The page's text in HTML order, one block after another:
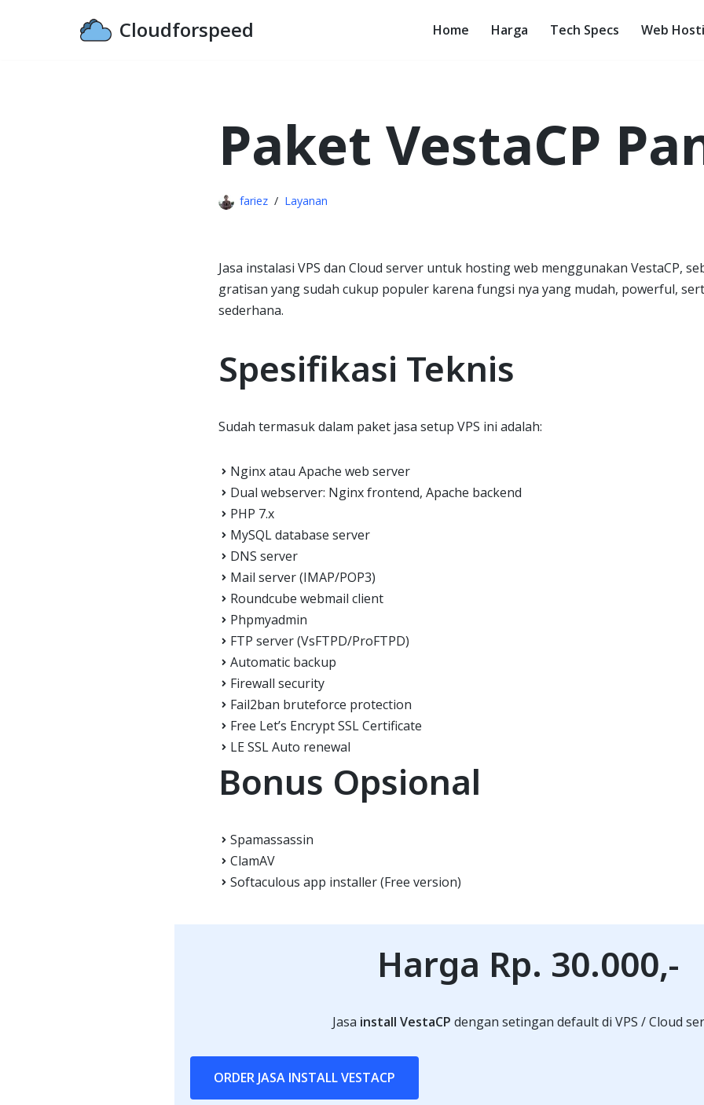
Cloudforspeed Home Harga Tech Specs Web
Paket VestaCP
fariez Layanan
Jasa instalasi VPS dan Cloud server untuk hosting web menggunakan VestaCP,
gratisan yang sudah cukup populer karena fungsi nya yang mudah, powerful,
sederhana.
Spesifikasi Teknis
Sudah termasuk dalam paket jasa setup VPS ini adalah:
Nginx atau Apache web server
Dual webserver: Nginx frontend, Apache backend
PHP 7.x
MySQL database server
DNS server
Mail server (IMAP/POP3)
Roundcube webmail client
Phpmyadmin
FTP server (VsFTPD/ProFTPD)
Automatic backup
Firewall security
Fail2ban bruteforce protection
Free Let’s Encrypt SSL Certificate
LE SSL Auto renewal
Bonus Opsional
Spamassassin
ClamAV
Softaculous app installer (Free version)
Harga Rp. 30.000,-
Jasa install VestaCP dengan setingan default di VPS / Cloud
ORDER JASA INSTALL VESTACP